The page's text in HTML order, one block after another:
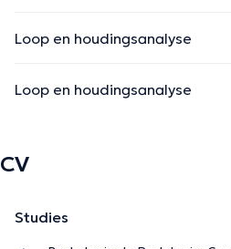
Loop en houdingsanalyse
Loop en houdingsanalyse
CV
Studies